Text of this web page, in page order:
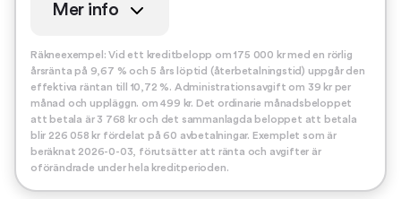
Mer info
Räkneexempel: Vid ett kreditbelopp om 175 000 kr med en rörlig
årsränta på 9,67 % och 5 års löptid (återbetalningstid) uppgår den
effektiva räntan till 10,72 %. Administrationsavgift om 39 kr per
månad och uppläggn. om 499 kr. Det ordinarie månadsbeloppet
att betala är 3 768 kr och det sammanlagda beloppet att betala
blir 226 058 kr fördelat på 60 avbetalningar. Exemplet som är
beräknat 2026-0-03, förutsätter att ränta och avgifter är
oförändrade under hela kreditperioden.